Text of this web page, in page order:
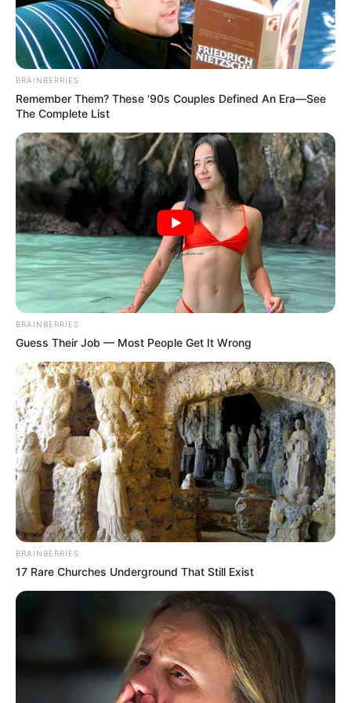
ausprobieren:
Köstliches Chop
Suey Rezept wie
von Oma!
September 12, 2025 by anna
Einleitung
Wer kennt es nicht: Der verlockende Duft von
frisch gebratenem Gemüse, zarten
Fleischstückchen und einer würzigen Sauce,
der sofort Appetit macht. Genau das bietet
Chop Suey – ein Gericht, das seine Wurzeln in
der chinesisch-amerikanischen Küche hat und
längst auch in deutschen, österreichischen und
schweizerischen Küchen Einzug gehalten hat.
Besonders beliebt ist die Variante, die noch wie
von Oma zubereitet wird: herzhaft, einfach und
voller Geschmack.
BRAINBERRIES
Remember Them? These '90s Couples Defined An Era—See
The Complete List
BRAINBERRIES
Guess Their Job — Most People Get It Wrong
BRAINBERRIES
17 Rare Churches Underground That Still Exist